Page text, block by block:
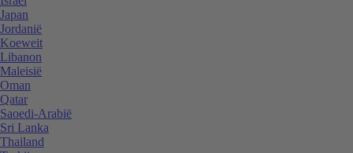
Japan
Jordanië
Koeweit
Libanon
Maleisië
Oman
Qatar
Saoedi-Arabië
Sri Lanka
Thailand